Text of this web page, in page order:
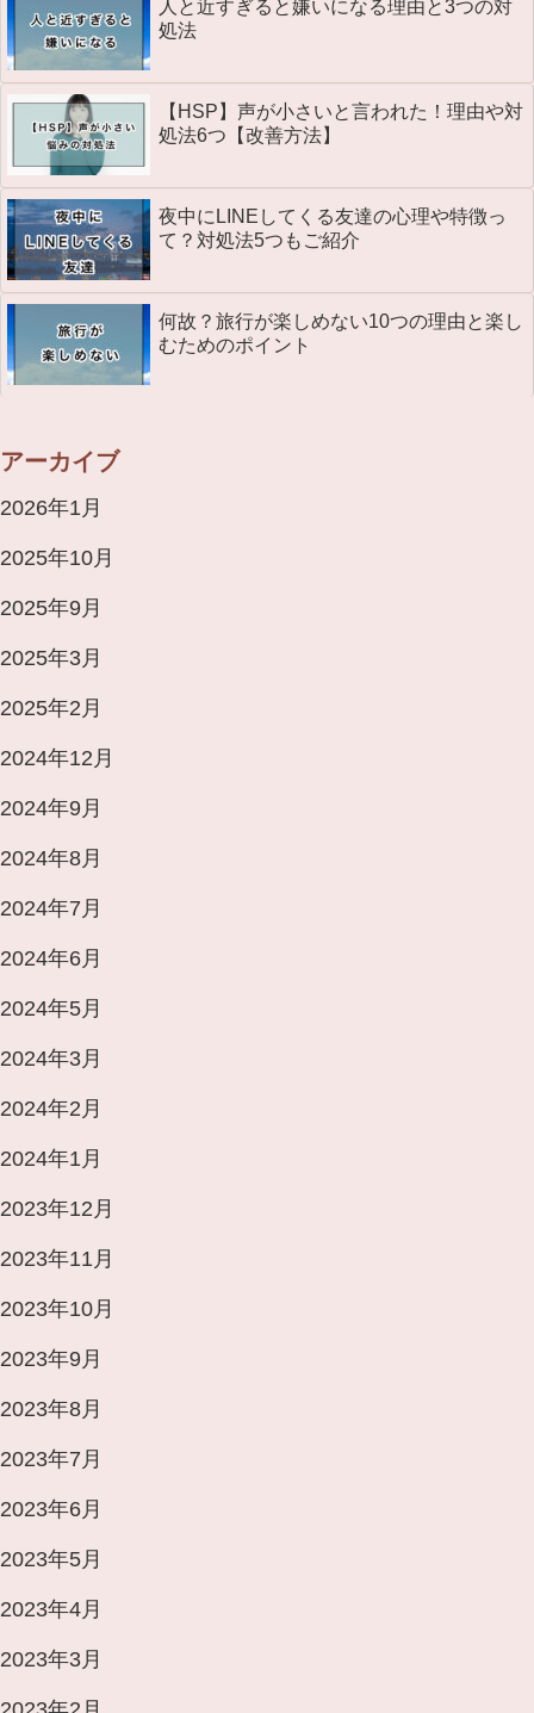
人と近すぎると嫌いになる理由と3つの対
処法
【HSP】声が小さいと言われた！理由や対
処法6つ【改善方法】
夜中にLINEしてくる友達の心理や特徴っ
て？対処法5つもご紹介
何故？旅行が楽しめない10つの理由と楽し
むためのポイント
アーカイブ
2026年1月
2025年10月
2025年9月
2025年3月
2025年2月
2024年12月
2024年9月
2024年8月
2024年7月
2024年6月
2024年5月
2024年3月
2024年2月
2024年1月
2023年12月
2023年11月
2023年10月
2023年9月
2023年8月
2023年7月
2023年6月
2023年5月
2023年4月
2023年3月